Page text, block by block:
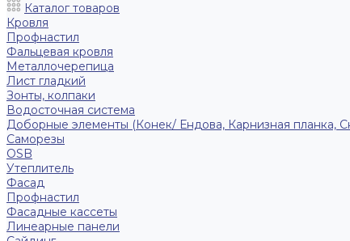
Каталог товаров
Кровля
Профнастил
Фальцевая кровля
Металлочерепица
Лист гладкий
Зонты, колпаки
Водосточная система
Доборные элементы (Конек/ Ендова, Карнизная планка,
Саморезы
ОSB
Утеплитель
Фасад
Профнастил
Фасадные кассеты
Линеарные панели